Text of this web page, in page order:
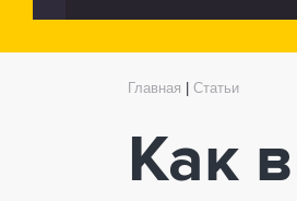
Главная Статьи
Как